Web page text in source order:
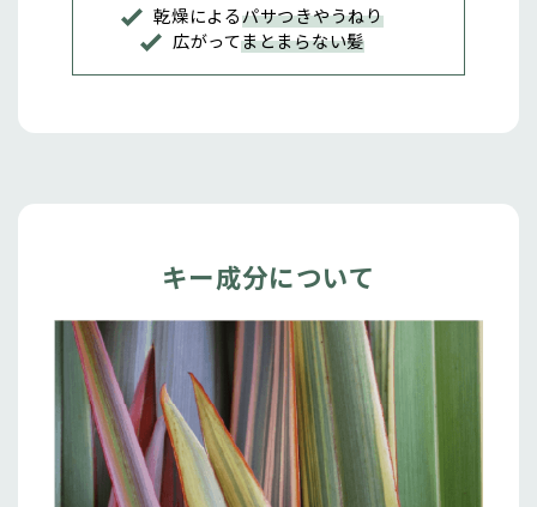
乾燥によるパサつきやうねり
広がってまとまらない髪
キー成分について